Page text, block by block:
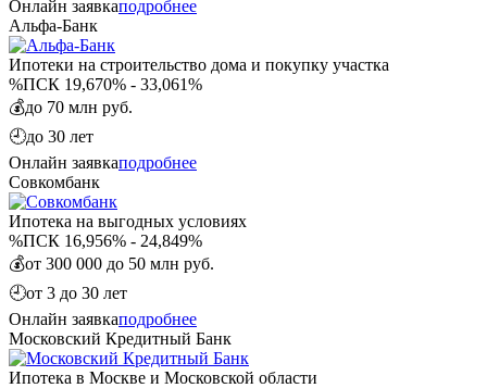
Онлайн заявкаподробнее
Альфа-Банк
Ипотеки на строительство дома и покупку участка
%ПСК 19,670% - 33,061%
💰до 70 млн руб.
🕘до 30 лет
Онлайн заявкаподробнее
Совкомбанк
Ипотека на выгодных условиях
%ПСК 16,956% - 24,849%
💰от 300 000 до 50 млн руб.
🕘от 3 до 30 лет
Онлайн заявкаподробнее
Московский Кредитный Банк
Ипотека в Москве и Московской области